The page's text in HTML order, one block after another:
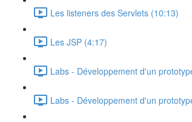
Les listeners des Servlets (10:13)
Les JSP (4:17)
Labs - Développement d'un
Labs - Développement d'un